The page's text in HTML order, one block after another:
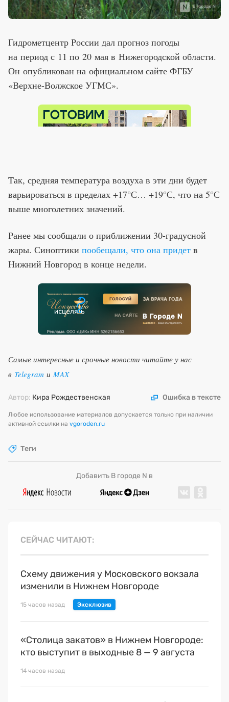
Гидрометцентр России дал прогноз погоды
на период с 11 по 20 мая в Нижегородской области.
Он опубликован на официальном сайте ФГБУ
«Верхне-Волжское УГМС».
Так, средняя температура воздуха в эти дни будет
варьироваться в пределах +17°С… +19°С, что на 5°С
выше многолетних значений.
Ранее мы сообщали о приближении 30-градусной
жары. Синоптики пообещали, что она придет в
Нижний Новгород в конце недели.
Самые интересные и срочные новости читайте у нас
в Telegram и MAX
Автор: Кира Рождественская Ошибка в тексте
Любое использование материалов допускается только при наличии
активной ссылки на vgoroden.ru
Теги
Добавить В городе N в
СЕЙЧАС ЧИТАЮТ
Схему движения у Московского вокзала
изменили в Нижнем Новгороде
15 часов назад
«Столица закатов» в Нижнем Новгороде:
кто выступит в выходные 8 — 9 августа
14 часов назад